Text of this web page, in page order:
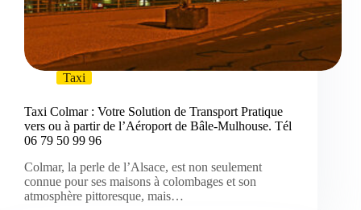
Taxi
Taxi Colmar : Votre Solution de Transport Pratique
vers ou à partir de l’Aéroport de Bâle-Mulhouse. Tél
06 79 50 99 96
Colmar, la perle de l’Alsace, est non seulement
connue pour ses maisons à colombages et son
atmosphère pittoresque, mais…